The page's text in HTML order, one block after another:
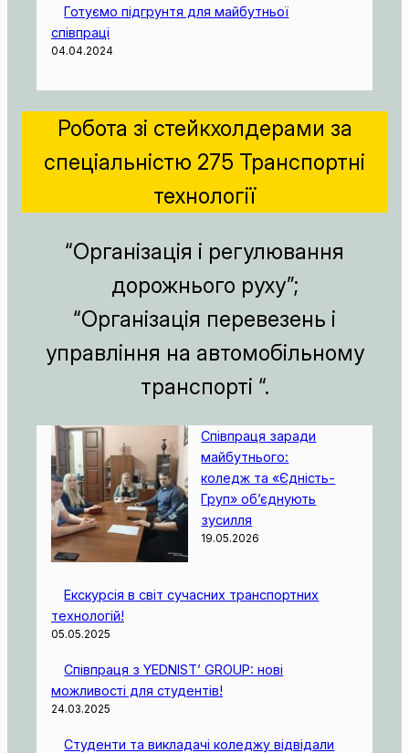
Готуємо підгрунтя для майбутньої
співпраці
04.04.2024
Робота зі стейкхолдерами за
спеціальністю 275 Транспортні
технології
“Організація і регулювання
дорожнього руху”;
“Організація перевезень і
управління на автомобільному
транспорті “.
Співпраця заради
майбутнього:
коледж та «Єдність-
Груп» об’єднують
зусилля
19.05.2026
Екскурсія в світ сучасних транспортних
технологій!
05.05.2025
Співпраця з YEDNIST’ GROUP: нові
можливості для студентів!
24.03.2025
Студенти та викладачі коледжу відвідали